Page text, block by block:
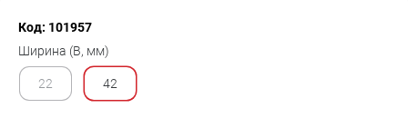
Код: 101957
Ширина (B, мм)
22 42